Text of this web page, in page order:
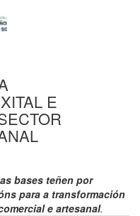
E
bases teñen por
para a transformación
e artesanal.